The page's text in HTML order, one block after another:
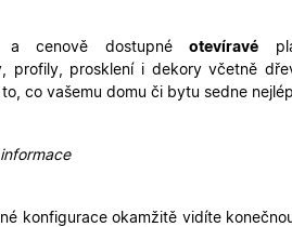
a cenově dostupnéotevíravé
, profily, prosklení i dekoryvčetně
co vašemu domu či bytu sedne
konfigurace okamžitě vidíte
oknadverenamiru.cz
týden
Tento
zajišťuje
Cloudflare Inc.
29
minut
Tento
je pro web
CookieScript
týdny
Zásadách ochrany osobních údajů společnosti